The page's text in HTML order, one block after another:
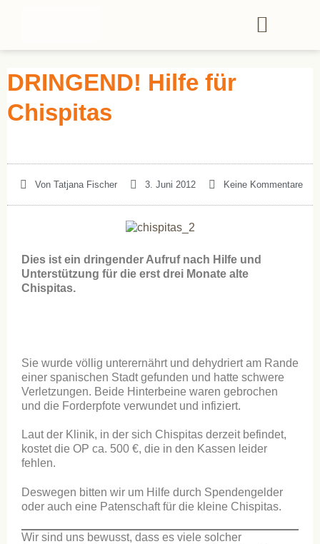
DRINGEND! Hilfe für
Chispitas
VonTatjana Fischer 3. Juni 2012 Keine Kommentare
Dies ist ein dringender Aufruf nach Hilfe und
Unterstützung für die erst drei Monate alte
Chispitas.
Sie wurde völlig unterernährt und dehydriert am Rande
einer spanischen Stadt gefunden und hatte schwere
Verletzungen. Beide Hinterbeine waren gebrochen
und die Forderpfote verwundet und infiziert.
Laut der Klinik, in der sich Chispitas derzeit befindet,
kostet die OP ca. 500 €, die in den Kassen leider
fehlen.
Deswegen bitten wir um Hilfe durch Spendengelder
oder auch eine Patenschaft für die kleine Chispitas.
Wir sind uns bewusst, dass es viele solcher